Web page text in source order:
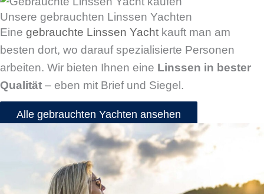
Unsere gebrauchten Linssen Yachten
Eine gebrauchte Linssen Yacht kauft man am
besten dort, wo darauf spezialisierte Personen
arbeiten. Wir bieten Ihnen eine Linssen in bester
Qualität – eben mit Brief und Siegel.
Alle gebrauchten Yachten ansehen